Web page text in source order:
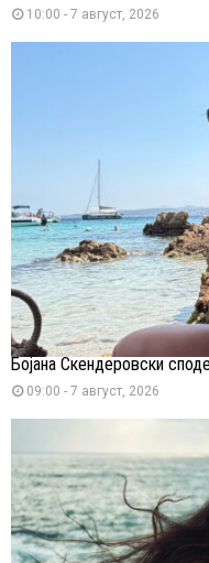
10:00 - 7 август, 2026
Бојана Скендеровски
09:00 - 7 август, 2026